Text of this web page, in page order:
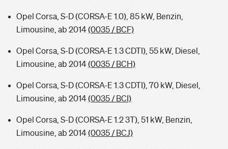
Opel Corsa, S-D (CORSA-E 1.0), 85 kW, Benzin,
Limousine, ab 2014(0035 / BCF)
Opel Corsa, S-D (CORSA-E 1.3 CDTI), 55 kW, Diesel,
Limousine, ab 2014(0035 / BCH)
Opel Corsa, S-D (CORSA-E 1.3 CDTI), 70 kW, Diesel,
Limousine, ab 2014(0035 / BCI)
Opel Corsa, S-D (CORSA-E 1.2 3T), 51 kW, Benzin,
Limousine, ab 2014(0035 / BCJ)